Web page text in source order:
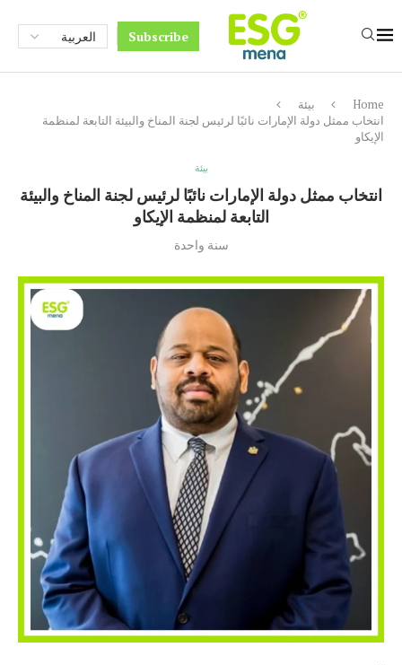
Subscribe
Home
بيئة
انتخاب ممثل دولة الإمارات نائبًا لرئيس لجنة المناخ والبيئة التابعة لمنظمة
الإيكاو
بيئة
انتخاب ممثل دولة الإمارات نائبًا لرئيس لجنة المناخ والبيئة
التابعة لمنظمة الإيكاو
سنة واحدة